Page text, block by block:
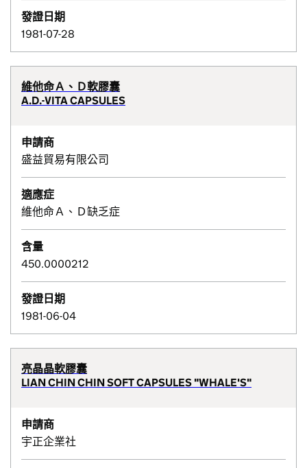
發證日期
1981-07-28
維他命Ａ、Ｄ軟膠囊
A.D.-VITA CAPSULES
申請商
盛益貿易有限公司
適應症
維他命Ａ、Ｄ缺乏症
含量
450.0000212
發證日期
1981-06-04
亮晶晶軟膠囊
LIAN CHIN CHIN SOFT CAPSULES "WHALE'S"
申請商
宇正企業社